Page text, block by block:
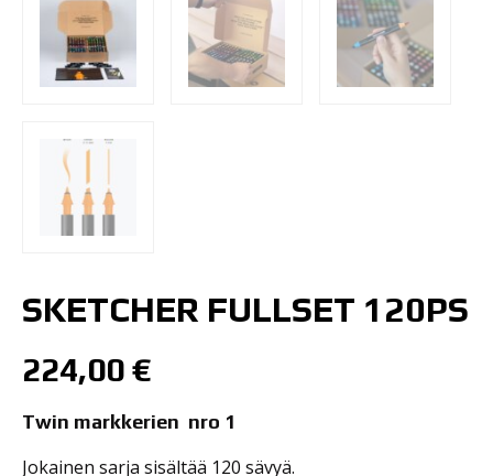
SKETCHER FULLSET 120PS
224,00 €
Twin markkerien nro 1
Jokainen sarja sisältää 120 sävyä.